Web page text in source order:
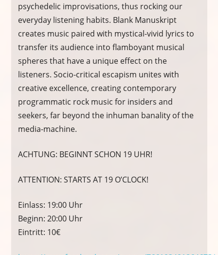
psychedelic improvisations, thus rocking our
everyday listening habits. Blank Manuskript
creates music paired with mystical-vivid lyrics to
transfer its audience into flamboyant musical
spheres that have a unique effect on the
listeners. Socio-critical escapism unites with
creative excellence, creating contemporary
programmatic rock music for insiders and
seekers, far beyond the inhuman banality of the
media-machine.
ACHTUNG: BEGINNT SCHON 19 UHR!
ATTENTION: STARTS AT 19 O’CLOCK!
Einlass: 19:00 Uhr
Beginn: 20:00 Uhr
Eintritt: 10€